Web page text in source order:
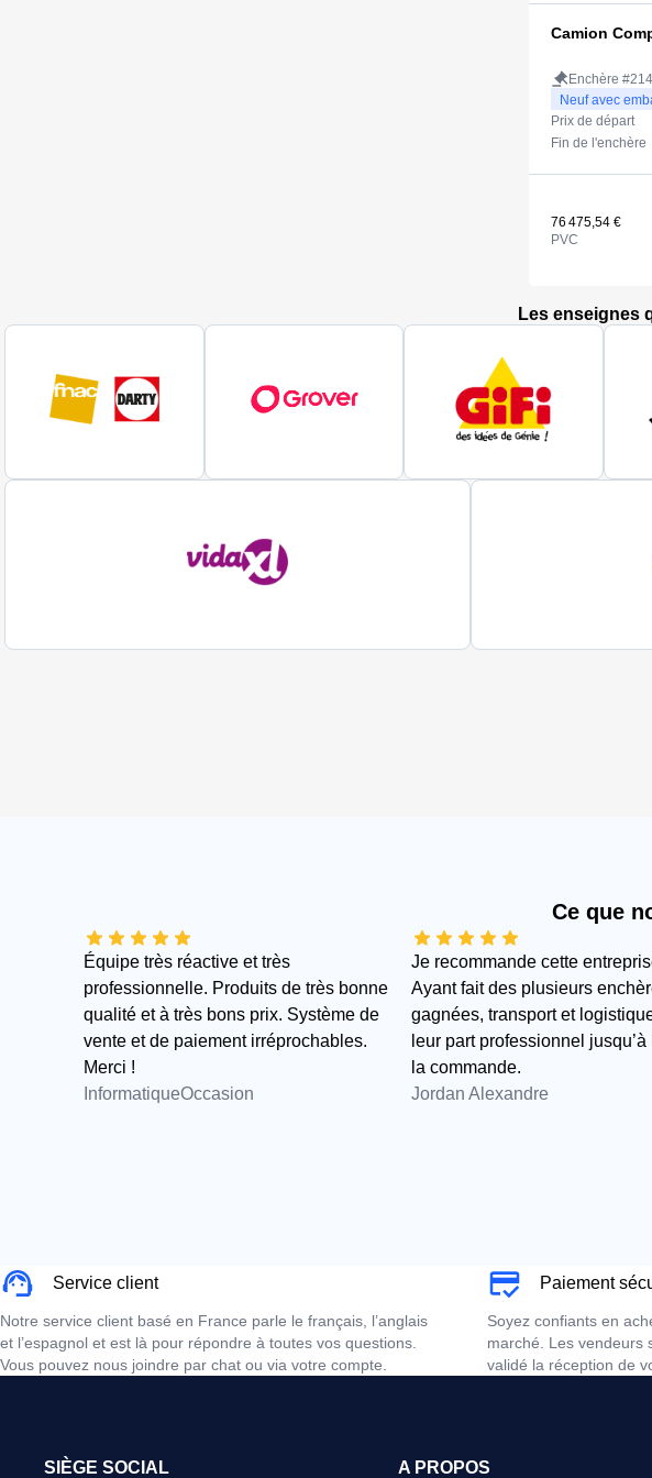
Camion
Enchère
Neuf avec
Prix de départ
Fin de l'enchère
76 475,54 €
PVC
Les enseignes
Ce que
Équipe très réactive et très
professionnelle. Produits de très bonne
qualité et à très bons prix. Système de
vente et de paiement irréprochables.
Merci !
InformatiqueOccasion
Je recommande cette
Ayant fait des plusieurs
gagnées, transport et
leur part professionnel jusqu’à
la commande.
Jordan Alexandre
Service client
Notre service client basé en France parle le français, l’anglais
et l’espagnol et est là pour répondre à toutes vos questions.
Vous pouvez nous joindre par chat ou via votre compte.
Paiement
Soyez confiants en
marché. Les vendeurs
validé la réception de
SIÈGE SOCIAL A PROPOS